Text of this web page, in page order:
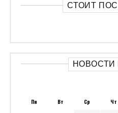
СТОИТ
НОВОСТИ
Пн Вт Ср Чт